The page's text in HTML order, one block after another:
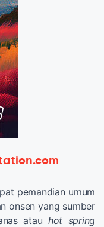
pemandian umum
onsen yang sumber
atau hot spring